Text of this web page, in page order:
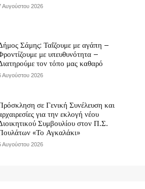
Αυγούστου 2026
Σάμης: Ταΐζουμε με αγάπη –
με υπευθυνότητα –
τον τόπο μας καθαρό
Αυγούστου 2026
σε Γενική Συνέλευση και
για την εκλογή νέου
Συμβουλίου στον Π.Σ.
«Το Αγκαλάκι»
Αυγούστου 2026